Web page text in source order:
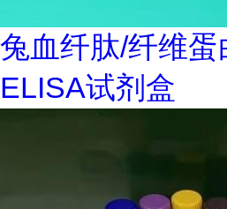
兔血纤肽/纤维
ELISA试剂盒